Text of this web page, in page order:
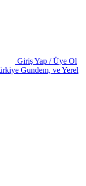
Giriş Yap / Üye Ol